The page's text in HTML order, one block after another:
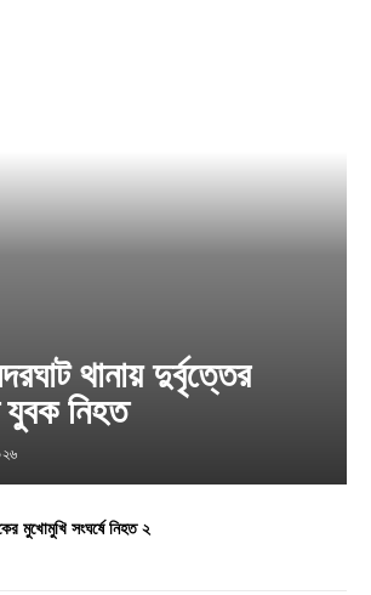
থানায় দুর্বৃত্তের
যুবক নিহত
মুখোমুখি সংঘর্ষে নিহত ২